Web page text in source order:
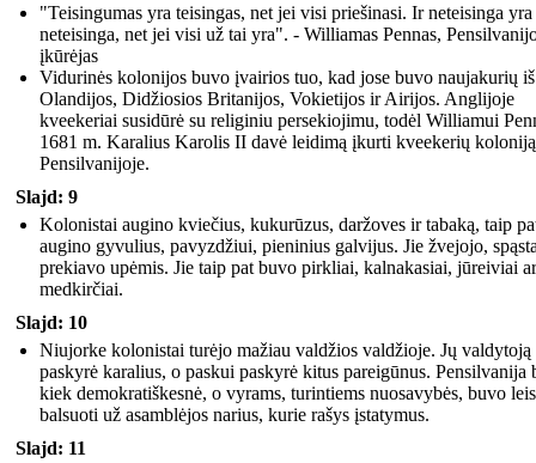
"Teisingumas yra teisingas, net jei visi priešinasi. Ir neteisinga yra
neteisinga, net jei visi už tai yra". - Williamas Pennas,
įkūrėjas
Vidurinės kolonijos buvo įvairios tuo, kad jose buvo naujakurių iš
Olandijos, Didžiosios Britanijos, Vokietijos ir Airijos. Anglijoje
kveekeriai susidūrė su religiniu persekiojimu, todėl Williamui
1681 m. Karalius Karolis II davė leidimą įkurti kveekerių koloniją
Pensilvanijoje.
Slajd: 9
Kolonistai augino kviečius, kukurūzus, daržoves ir tabaką, taip
augino gyvulius, pavyzdžiui, pieninius galvijus. Jie žvejojo,
prekiavo upėmis. Jie taip pat buvo pirkliai, kalnakasiai, jūreiviai ar
medkirčiai.
Slajd: 10
Niujorke kolonistai turėjo mažiau valdžios valdžioje. Jų valdytoją
paskyrė karalius, o paskui paskyrė kitus pareigūnus. Pensilvanija
kiek demokratiškesnė, o vyrams, turintiems nuosavybės, buvo
balsuoti už asamblėjos narius, kurie rašys įstatymus.
Slajd: 11